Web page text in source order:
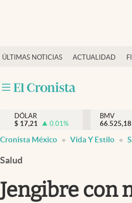
ÚLTIMAS NOTICIAS ACTUALIDAD
Actualidad
Internacionales
Opinión
Brand Strategy
Vida y estilo
DÓLAR
$ 17,21 0.01%
BMV
66.525,18
Cronista México Vida Y Estilo
Salud
Jengibre con